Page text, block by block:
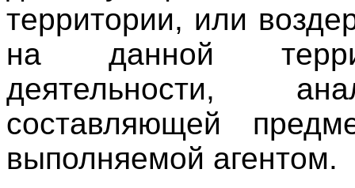
территории, или
на данной
деятельности,
составляющей
выполняемой агентом.